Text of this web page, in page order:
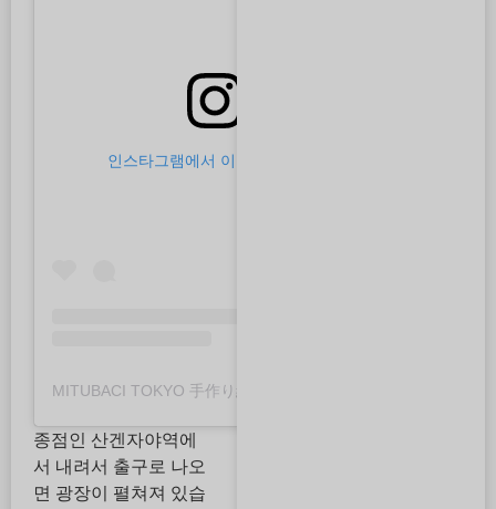
인스타그램에서 이 게시물 보기
종점인 산겐자야역에
서 내려서 출구로 나오
면 광장이 펼쳐져 있습